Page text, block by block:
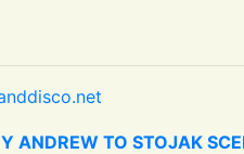
ANDREW TO STOJAK